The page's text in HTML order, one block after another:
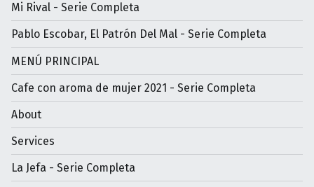
Mi Rival - Serie Completa
Pablo Escobar, El Patrón Del Mal - Serie Completa
MENÚ PRINCIPAL
Cafe con aroma de mujer 2021 - Serie Completa
About
Services
La Jefa - Serie Completa